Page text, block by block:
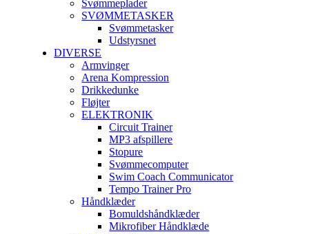
Svømmeplader
SVØMMETASKER
Svømmetasker
Udstyrsnet
DIVERSE
Armvinger
Arena Kompression
Drikkedunke
Fløjter
ELEKTRONIK
Circuit Trainer
MP3 afspillere
Stopure
Svømmecomputer
Swim Coach Communicator
Tempo Trainer Pro
Håndklæder
Bomuldshåndklæder
Mikrofiber Håndklæde